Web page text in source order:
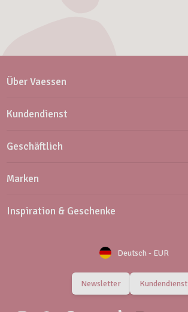
Über Vaessen
Kundendienst
Geschäftlich
Marken
Inspiration & Geschenke
Deutsch - EUR
Newsletter Kundendienst